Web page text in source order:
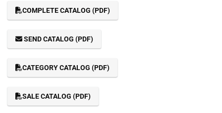
COMPLETE CATALOG (PDF)
SEND CATALOG (PDF)
CATEGORY CATALOG (PDF)
SALE CATALOG (PDF)